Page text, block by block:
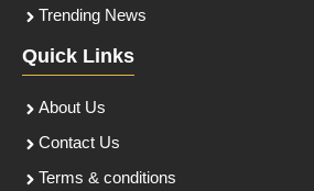
Trending News
Quick Links
About Us
Contact Us
Terms & conditions